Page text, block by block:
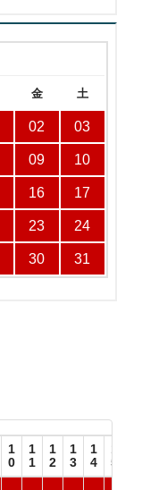
金 土
02 03
09 10
16 17
23 24
30 31
1
0
1
1
1
2
1
3
1
4
1
5